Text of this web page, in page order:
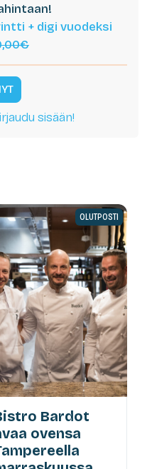
+ digi vuodeksi
sisään!
OLUTPOSTI
Bardot
ovensa